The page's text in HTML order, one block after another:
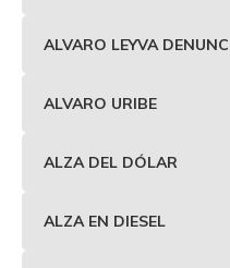
ALVARO LEYVA
ALVARO URIBE
ALZA DEL DÓLAR
ALZA EN DIESEL